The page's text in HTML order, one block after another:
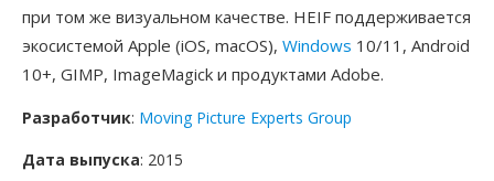
при том же визуальном качестве. HEIF поддерживается
экосистемой Apple (iOS, macOS), Windows 10/11, Android
10+, GIMP, ImageMagick и продуктами Adobe.
Разработчик: Moving Picture Experts Group
Дата выпуска: 2015